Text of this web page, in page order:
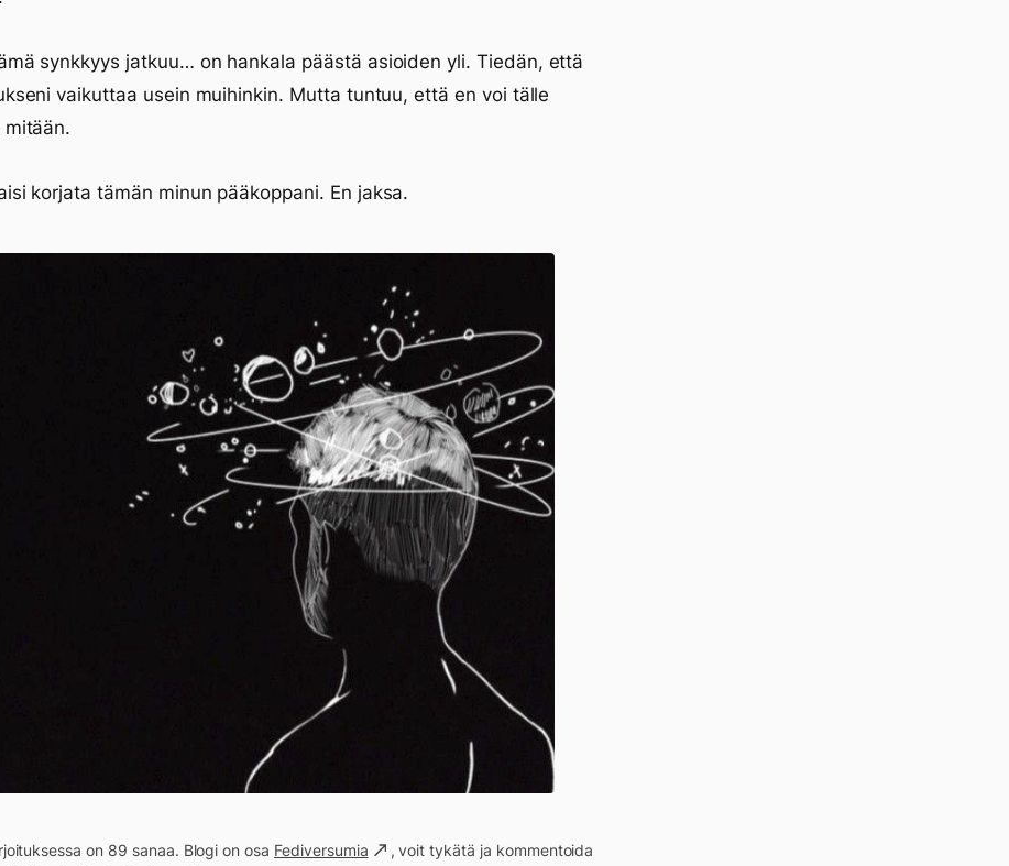
synkkyys jatkuu… on hankala päästä asioiden yli. Tiedän, että
vaikuttaa usein muihinkin. Mutta tuntuu, että en voi tälle
korjata tämän minun pääkoppani. En jaksa.
on 89 sanaa. Blogi on osa Fediversumia
, voit tykätä ja kommentoida